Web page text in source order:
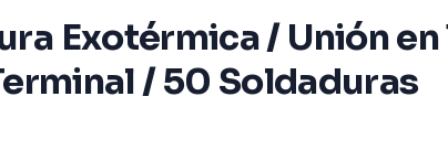
Exotérmica / Unión
/ 50 Soldaduras